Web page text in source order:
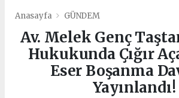
Anasayfa GÜNDEM
Av. Melek Genç
Hukukunda Çığır
Eser Boşanma
Yayınlandı!